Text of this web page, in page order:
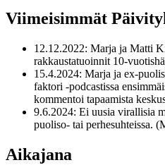
Viimeisimmät
12.12.2022: Marja ja Matti
rakkaustatuoinnit 10-
15.4.2024: Marja ja ex-
faktori -podcastissa
kommentoi tapaamista
9.6.2024: Ei uusia virallisia
puoliso- tai perhesuhteissa.
Aikajana